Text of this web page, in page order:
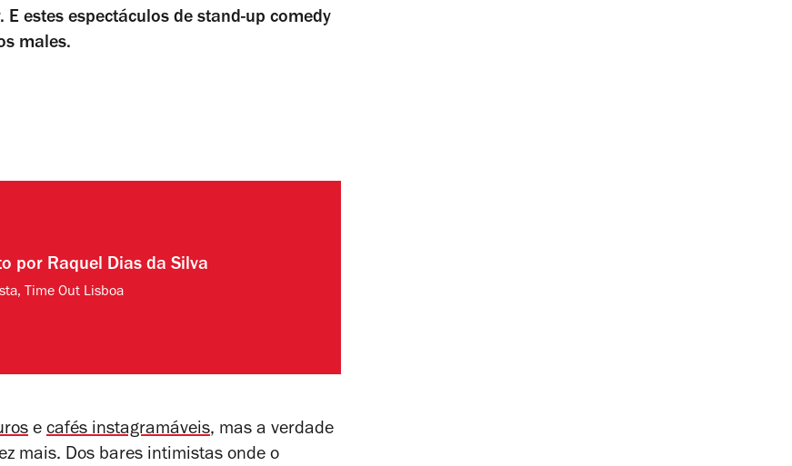
estes espectáculos de stand-up comedy
males.
por Raquel Dias da Silva
Time Out Lisboa
e cafés instagramáveis, mas a verdade
mais. Dos bares intimistas onde o